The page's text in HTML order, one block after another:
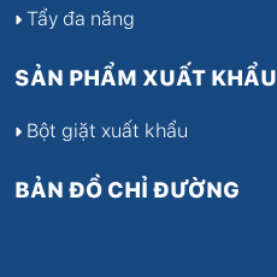
Tẩy đa năng
SẢN PHẨM XUẤT KHẨU
Bột giặt xuất khẩu
BẢN ĐỒ CHỈ ĐƯỜNG